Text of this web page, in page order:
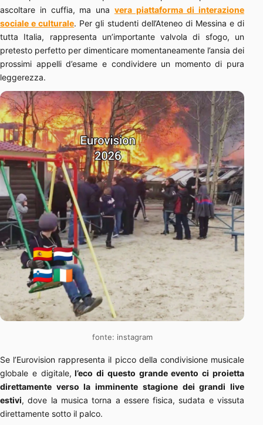
ascoltare in cuffia, ma una vera piattaforma di interazione
sociale e culturale. Per gli studenti dell’Ateneo di Messina e di
tutta Italia, rappresenta un’importante valvola di sfogo, un
pretesto perfetto per dimenticare momentaneamente l’ansia dei
prossimi appelli d’esame e condividere un momento di pura
leggerezza.
fonte: instagram
Se l’Eurovision rappresenta il picco della condivisione musicale
globale e digitale, l’eco di questo grande evento ci proietta
direttamente verso la imminente stagione dei grandi live
estivi, dove la musica torna a essere fisica, sudata e vissuta
direttamente sotto il palco.